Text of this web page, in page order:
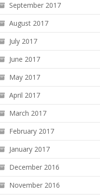
September 2017
August 2017
July 2017
June 2017
May 2017
April 2017
March 2017
February 2017
January 2017
December 2016
November 2016